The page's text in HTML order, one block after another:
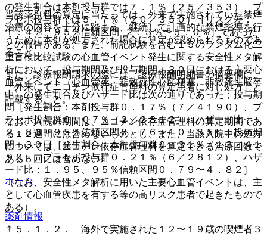
当該薬剤料の算定に当たっては、外来で実施されていた禁煙
治療の内容を十分に踏まえ、継続して計画的な禁煙指導を行
うために本剤が処方された場合に算定が認められるものであ
ること。
また、診療報酬請求の際には、診療報酬明細書の摘要欄に、
「外来にてニコチン依存症管理料の算定患者に対し処方」と
記載すること。
なお、入院の期間は、ニコチン依存症管理料の算定期間であ
る１２週間には含めないものとし、また、当該入院中の処方
については、ニコチン依存症管理料を算定できる治療回数で
ある５回には含めない。
ホーム
薬剤情報
の発生割合は本剤投与群では７．１％（２５／３５３）、プ
ラセボ投与群では５．７％（２０／３５０）［リスク差：
１．４％、９５％信頼区間−２．３％〜５．０％］であった
との報告がある。また、前記試験を含む１５のランダム化二
重盲検比較試験の心血管イベント発生に関する安全性メタ解
析において、投与期間及び投与期間＋３０日における主要心
血管イベント（心血管死、非致死性心筋梗塞、非致死性脳卒
中）の発生割合及びハザード比は次の通りであった；投与期
間［発生割合：本剤投与群０．１７％（７／４１９０）、プ
ラセボ投与群０．０７％（２／２８１２）、ハザード比：
２．８３、９５％信頼区間０．７６〜１０．５５］、投与期
間＋３０日［発生割合：本剤投与群０．３１％（１３／４１
９０）、プラセボ投与群０．２１％（６／２８１２）、ハザ
ード比：１．９５、９５％信頼区間０．７９〜４．８２］
（なお、安全性メタ解析に用いた主要心血管イベントは、主
として心血管疾患を有する等の高リスク患者で起きたもので
ある）。
１５．１．２． 海外で実施された１２〜１９歳の喫煙者３